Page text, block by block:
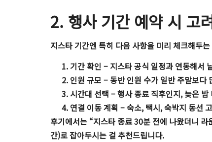
2. 행사 기간 예약 시 고
지스타 기간엔 특히 다음 사항을 미리 체크해두
기간 확인 – 지스타 공식 일정과 연동해서
인원 규모 – 동반 인원 수가 일반 주말보다
시간대 선택 – 행사 종료 직후인지, 늦은
연결 이동 계획 – 숙소, 택시, 숙박지 동선
후기에서는 “지스타 종료 30분 전에 나왔더니
간)로 잡아두시는 걸 추천드립니다.